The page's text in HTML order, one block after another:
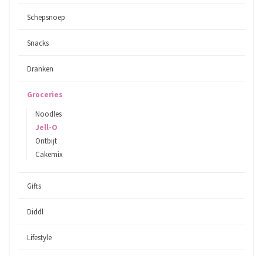
Schepsnoep
Snacks
Dranken
Groceries
Noodles
Jell-O
Ontbijt
Cakemix
Gifts
Diddl
Lifestyle